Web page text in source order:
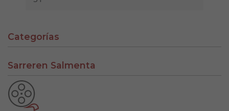
Categorías
Sarreren Salmenta